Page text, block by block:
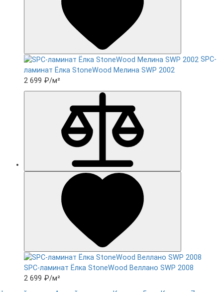
SPC-
ламинат Ëлка StoneWood Мелина SWP 2002
2 699 ₽/м²
SPC-ламинат Ëлка StoneWood Веллано SWP 2008
2 699 ₽/м²